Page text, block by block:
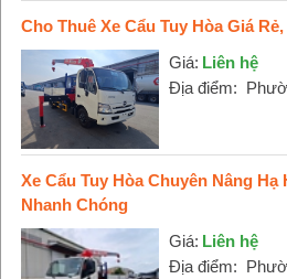
Cho Thuê Xe Cẩu Tuy Hòa Giá
Giá: Liên hệ
Địa điểm:
Xe Cẩu Tuy Hòa Chuyên Nâng Hạ
Nhanh Chóng
Giá: Liên hệ
Địa điểm: